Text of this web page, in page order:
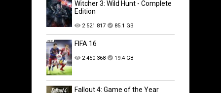
Witcher 3: Wild Hunt - Complete
Edition
2 521 817 85.1 GB
FIFA 16
2 450 368 19.4 GB
Fallout 4: Game of the Year